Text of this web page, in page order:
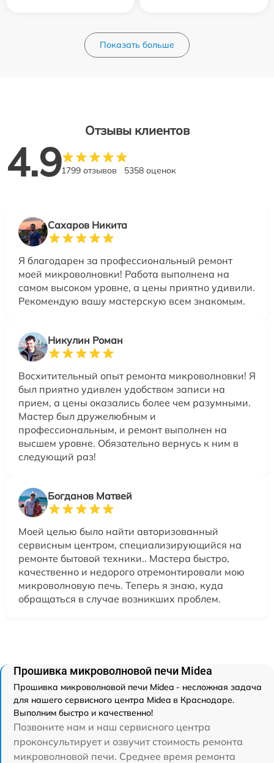
Показать больше
Отзывы клиентов
4.91799 отзывов 5358 оценок
Сахаров Никита
Я благодарен за профессиональный ремонт
моей микроволновки! Работа выполнена на
самом высоком уровне, а цены приятно удивили.
Рекомендую вашу мастерскую всем знакомым.
Никулин Роман
Восхитительный опыт ремонта микроволновки! Я
был приятно удивлен удобством записи на
прием, а цены оказались более чем разумными.
Мастер был дружелюбным и
профессиональным, и ремонт выполнен на
высшем уровне. Обязательно вернусь к ним в
следующий раз!
Богданов Матвей
Моей целью было найти авторизованный
сервисным центром, специализирующийся на
ремонте бытовой техники.. Мастера быстро,
качественно и недорого отремонтировали мою
микроволновую печь. Теперь я знаю, куда
обращаться в случае возникших проблем.
Прошивка микроволновой печи Midea
Прошивка микроволновой печи Midea - несложная задача
для нашего сервисного центра Midea в Краснодаре.
Выполним быстро и качественно!
Позвоните нам и наш сервисного центра
проконсультирует и озвучит стоимость ремонта
микроволновой печи. Среднее время ремонта